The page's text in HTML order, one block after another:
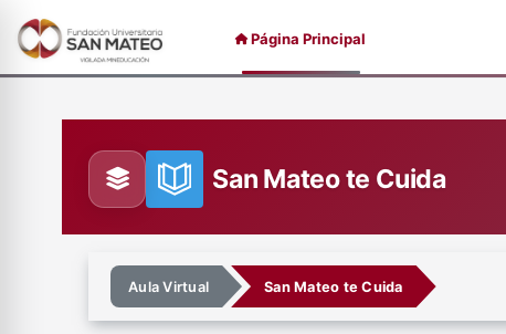
Página Principal
San Mateo te Cuida
Aula Virtual San Mateo te Cuida